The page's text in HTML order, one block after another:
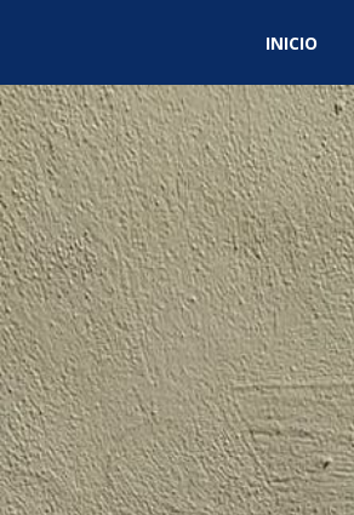
INICIO